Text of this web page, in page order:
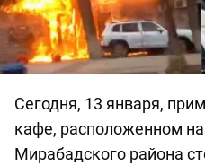
Сегодня, 13 января,
кафе, расположенном
Мирабадского района